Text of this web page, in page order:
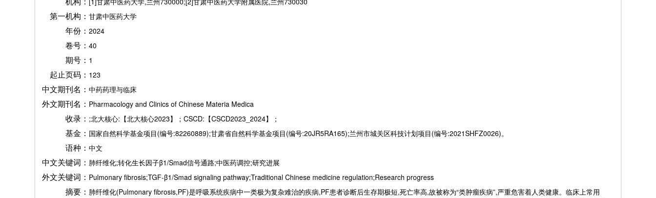
第一机构： 甘肃中医药大学
年份： 2024
卷号： 40
期号： 1
起止页码： 123
中文期刊名： 中药药理与临床
外文期刊名： Pharmacology and Clinics of Chinese Materia Medica
收录： ;北大核心:【北大核心2023】；CSCD:【CSCD2023_2024】；
基金： 国家自然科学基金项目(编号:82260889);甘肃省自然科学基金项目(编号:20JR5RA165);兰州市城关区科技计划项目(编号:2021SHFZ0026)。
语种： 中文
中文关键词： 肺纤维化;转化生长因子β1/Smad信号通路;中医药调控;研究进展
外文关键词： Pulmonary fibrosis;TGF-β1/Smad signaling pathway;Traditional Chinese medicine regulation;Research progress
摘要： 肺纤维化(Pulmonary fibrosis,PF)是呼吸系统疾病中一类极为复杂难治的疾病,PF患者诊断后生存期极短,死亡率高,故被称为“类肿瘤疾病”,严重危害着人类健康。临床上常用